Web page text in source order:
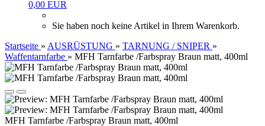
0,00 EUR
Sie haben noch keine Artikel in Ihrem Warenkorb.
Startseite » AUSRÜSTUNG » TARNUNG / SNIPER »
Waffentarnfarbe » MFH Tarnfarbe /Farbspray Braun matt, 400ml
MFH Tarnfarbe /Farbspray Braun matt, 400ml